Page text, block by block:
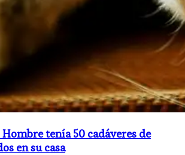
tenía 50 cadáveres de
en su casa